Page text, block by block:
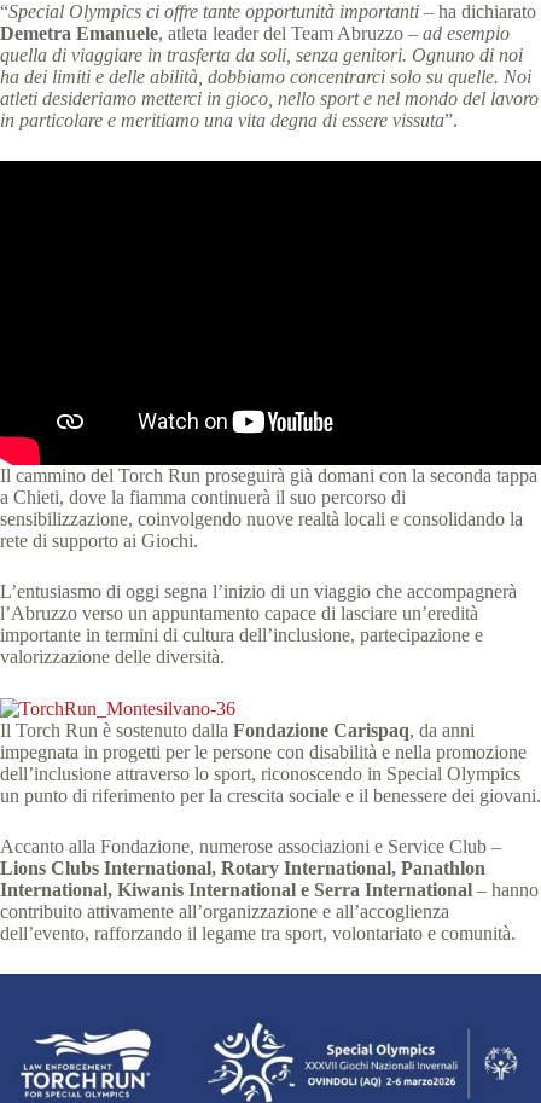
“Special Olympics ci offre tante opportunità importanti – ha dichiarato
Demetra Emanuele, atleta leader del Team Abruzzo – ad esempio
quella di viaggiare in trasferta da soli, senza genitori. Ognuno di noi
ha dei limiti e delle abilità, dobbiamo concentrarci solo su quelle. Noi
atleti desideriamo metterci in gioco, nello sport e nel mondo del lavoro
in particolare e meritiamo una vita degna di essere vissuta”.
Il cammino del Torch Run proseguirà già domani con la seconda tappa
a Chieti, dove la fiamma continuerà il suo percorso di
sensibilizzazione, coinvolgendo nuove realtà locali e consolidando la
rete di supporto ai Giochi.
L’entusiasmo di oggi segna l’inizio di un viaggio che accompagnerà
l’Abruzzo verso un appuntamento capace di lasciare un’eredità
importante in termini di cultura dell’inclusione, partecipazione e
valorizzazione delle diversità.
Il Torch Run è sostenuto dalla Fondazione Carispaq, da anni
impegnata in progetti per le persone con disabilità e nella promozione
dell’inclusione attraverso lo sport, riconoscendo in Special Olympics
un punto di riferimento per la crescita sociale e il benessere dei giovani.
Accanto alla Fondazione, numerose associazioni e Service Club –
Lions Clubs International, Rotary International, Panathlon
International, Kiwanis International e Serra International – hanno
contribuito attivamente all’organizzazione e all’accoglienza
dell’evento, rafforzando il legame tra sport, volontariato e comunità.